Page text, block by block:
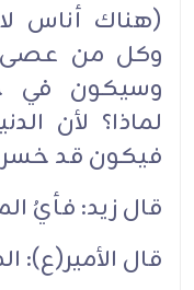
(هناك أناس لا
وكل من عصى
وسيكون في
لماذا؟ لأن
فيكون قد خسر
قال زيد: فأيُ
قال الأمير(ع):